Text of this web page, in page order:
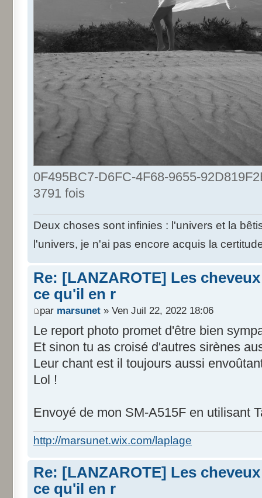
0F495BC7-D6FC-4F68-9655-
3791 fois
Deux choses sont infinies : l'univers et la
l'univers, je n'ai pas encore acquis la
Re: [LANZAROTE] Les
ce qu'il en r
par marsunet » Ven Juil 22, 2022 18:06
Le report photo promet d'être bien
Et sinon tu as croisé d'autres sirènes
Leur chant est il toujours aussi
Lol !
Envoyé de mon SM-A515F en utilisant
http://marsunet.wix.com/laplage
Re: [LANZAROTE] Les
ce qu'il en r